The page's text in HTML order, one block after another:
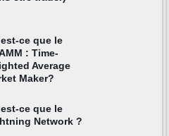
ce que le
: Time-
Average
Maker?
ce que le
Network ?